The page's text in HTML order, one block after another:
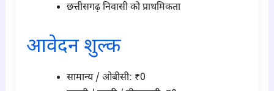
छत्तीसगढ़ निवासी को प्राथमिकता
आवेदन शुल्क
सामान्य / ओबीसी: ₹0